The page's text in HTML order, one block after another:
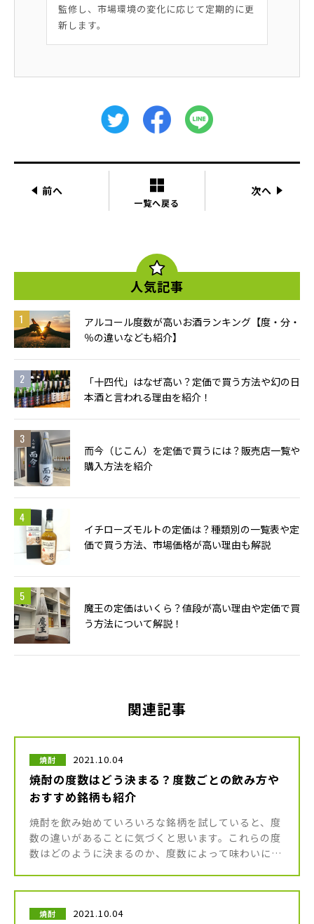
監修し、市場環境の変化に応じて定期的に更
新します。
前へ
一覧へ戻る
次へ
人気記事
アルコール度数が高いお酒ランキング【度・分・
％の違いなども紹介】
「十四代」はなぜ高い？定価で買う方法や幻の日
本酒と言われる理由を紹介！
而今（じこん）を定価で買うには？販売店一覧や
購入方法を紹介
イチローズモルトの定価は？種類別の一覧表や定
価で買う方法、市場価格が高い理由も解説
魔王の定価はいくら？値段が高い理由や定価で買
う方法について解説！
関連記事
焼酎 2021.10.04
焼酎の度数はどう決まる？度数ごとの飲み方や
おすすめ銘柄も紹介
焼酎を飲み始めていろいろな銘柄を試していると、度
数の違いがあることに気づくと思います。これらの度
数はどのように決まるのか、度数によって味わいに違
焼酎 2021.10.04